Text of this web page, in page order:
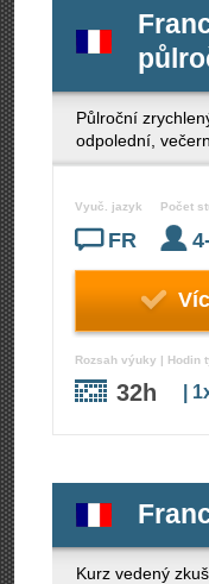
Půlroční
odpolední,
Vyuč. jazyk
FR
Počet
Rozsah výuky | Hodin
32h |
Kurz vedený